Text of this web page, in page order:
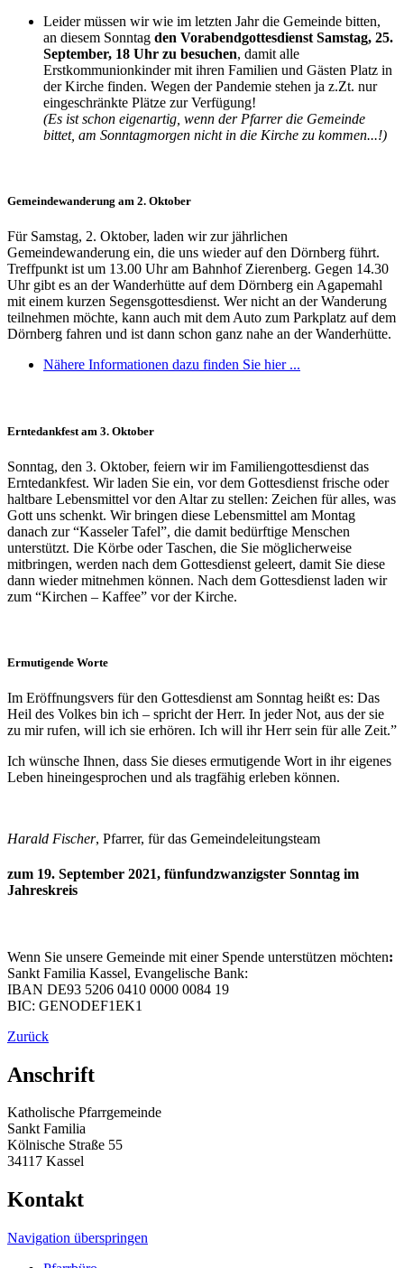
Leider müssen wir wie im letzten Jahr die Gemeinde bitten,
an diesem Sonntag den Vorabendgottesdienst Samstag, 25.
September, 18 Uhr zu besuchen, damit alle
Erstkommunionkinder mit ihren Familien und Gästen Platz in
der Kirche finden. Wegen der Pandemie stehen ja z.Zt. nur
eingeschränkte Plätze zur Verfügung!
(Es ist schon eigenartig, wenn der Pfarrer die Gemeinde
bittet, am Sonntagmorgen nicht in die Kirche zu kommen...!)
Gemeindewanderung am 2. Oktober
Für Samstag, 2. Oktober, laden wir zur jährlichen
Gemeindewanderung ein, die uns wieder auf den Dörnberg führt.
Treffpunkt ist um 13.00 Uhr am Bahnhof Zierenberg. Gegen 14.30
Uhr gibt es an der Wanderhütte auf dem Dörnberg ein Agapemahl
mit einem kurzen Segensgottesdienst. Wer nicht an der Wanderung
teilnehmen möchte, kann auch mit dem Auto zum Parkplatz auf dem
Dörnberg fahren und ist dann schon ganz nahe an der Wanderhütte.
Nähere Informationen dazu finden Sie hier ...
Erntedankfest am 3. Oktober
Sonntag, den 3. Oktober, feiern wir im Familiengottesdienst das
Erntedankfest. Wir laden Sie ein, vor dem Gottesdienst frische oder
haltbare Lebensmittel vor den Altar zu stellen: Zeichen für alles, was
Gott uns schenkt. Wir bringen diese Lebensmittel am Montag
danach zur “Kasseler Tafel”, die damit bedürftige Menschen
unterstützt. Die Körbe oder Taschen, die Sie möglicherweise
mitbringen, werden nach dem Gottesdienst geleert, damit Sie diese
dann wieder mitnehmen können. Nach dem Gottesdienst laden wir
zum “Kirchen – Kaffee” vor der Kirche.
Ermutigende Worte
Im Eröffnungsvers für den Gottesdienst am Sonntag heißt es: Das
Heil des Volkes bin ich – spricht der Herr. In jeder Not, aus der sie
zu mir rufen, will ich sie erhören. Ich will ihr Herr sein für alle Zeit.”
Ich wünsche Ihnen, dass Sie dieses ermutigende Wort in ihr eigenes
Leben hineingesprochen und als tragfähig erleben können.
Harald Fischer, Pfarrer, für das Gemeindeleitungsteam
zum 19. September 2021, fünfundzwanzigster Sonntag im
Jahreskreis
Wenn Sie unsere Gemeinde mit einer Spende unterstützen möchten:
Sankt Familia Kassel, Evangelische Bank:
IBAN DE93 5206 0410 0000 0084 19
BIC: GENODEF1EK1
Zurück
Anschrift
Katholische Pfarrgemeinde
Sankt Familia
Kölnische Straße 55
34117 Kassel
Kontakt
Navigation überspringen